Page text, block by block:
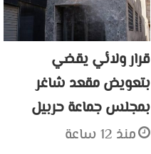
قرار ولائي يقضي
بتعويض مقعد شاغر
بمجلس جماعة حربيل
منذ 12 ساعة